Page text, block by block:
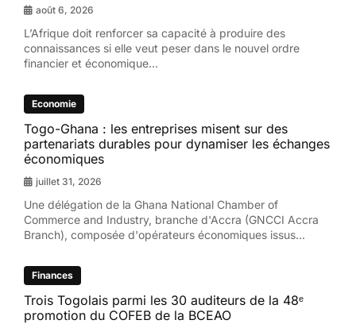
août 6, 2026
L’Afrique doit renforcer sa capacité à produire des
connaissances si elle veut peser dans le nouvel ordre
financier et économique...
Economie
Togo-Ghana : les entreprises misent sur des
partenariats durables pour dynamiser les échanges
économiques
juillet 31, 2026
Une délégation de la Ghana National Chamber of
Commerce and Industry, branche d'Accra (GNCCI Accra
Branch), composée d'opérateurs économiques issus...
Finances
Trois Togolais parmi les 30 auditeurs de la 48ᵉ
promotion du COFEB de la BCEAO